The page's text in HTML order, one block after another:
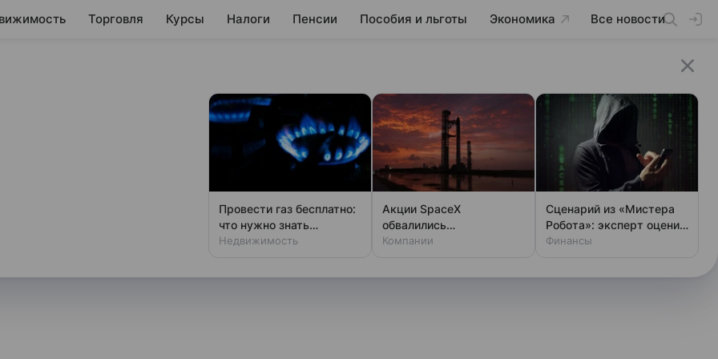
Торговля Курсы Налоги Пенсии Пособия и льготы Экономика Все новости
украсть данные
все чаще охотятся
RT рассказал Петр
Провести газ бесплатно:
что нужно знать
владельцам дач
Недвижимость
Акции SpaceX
обвалились
одновременно с аварией
Компании
Сценарий из «Мистера
Робота»: эксперт оценил
шансы хакеров
Финансы